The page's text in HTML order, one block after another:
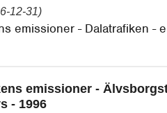
12-31)
emissioner - Dalatrafiken -
emissioner -
- 1996